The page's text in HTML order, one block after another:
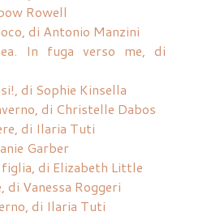
Rowell
di Antonio Manzini
In fuga verso me, di
di Sophie Kinsella
di Christelle Dabos
di Ilaria Tuti
Garber
figlia, di Elizabeth Little
di Vanessa Roggeri
di Ilaria Tuti